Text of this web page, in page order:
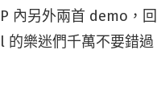
內另外兩首 demo，回
的樂迷們千萬不要錯過